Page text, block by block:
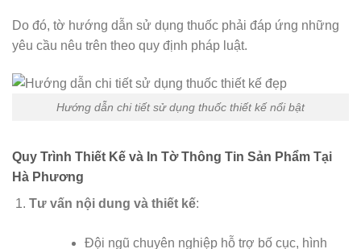
Do đó, tờ hướng dẫn sử dụng thuốc phải đáp ứng những
yêu cầu nêu trên theo quy định pháp luật.
Hướng dẫn chi tiết sử dụng thuốc thiết kế nổi bật
Quy Trình Thiết Kế và In Tờ Thông Tin Sản Phẩm Tại
Hà Phương
Tư vấn nội dung và thiết kế:
Đội ngũ chuyên nghiệp hỗ trợ bố cục, hình